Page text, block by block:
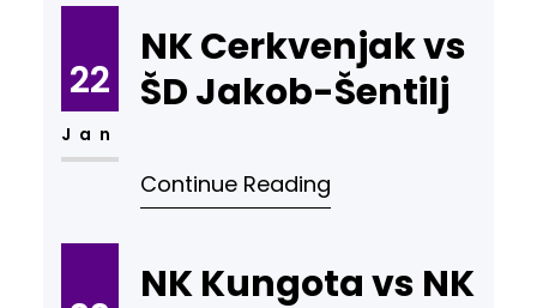
22
Jan
NK Cerkvenjak vs
ŠD Jakob-Šentilj
Continue Reading
NK Kungota vs NK